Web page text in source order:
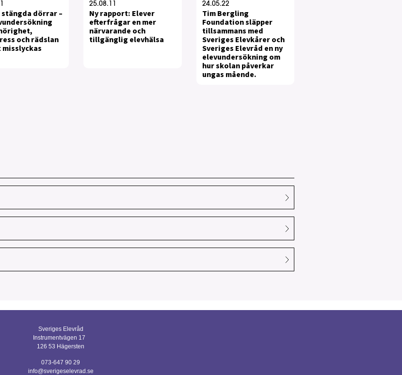
stängda dörrar –
och rädslan
25.08.11
Ny rapport: Elever
efterfrågar en mer
närvarande och
tillgänglig elevhälsa
24.05.22
Tim Bergling
Foundation släpper
tillsammans med
Sveriges Elevkårer och
Sveriges Elevråd en ny
elevundersökning om
hur skolan påverkar
ungas mående.
Sveriges Elevråd
Instrumentvägen 17
126 53 Hägersten
073-647 90 29
info@sverigeselevrad.se